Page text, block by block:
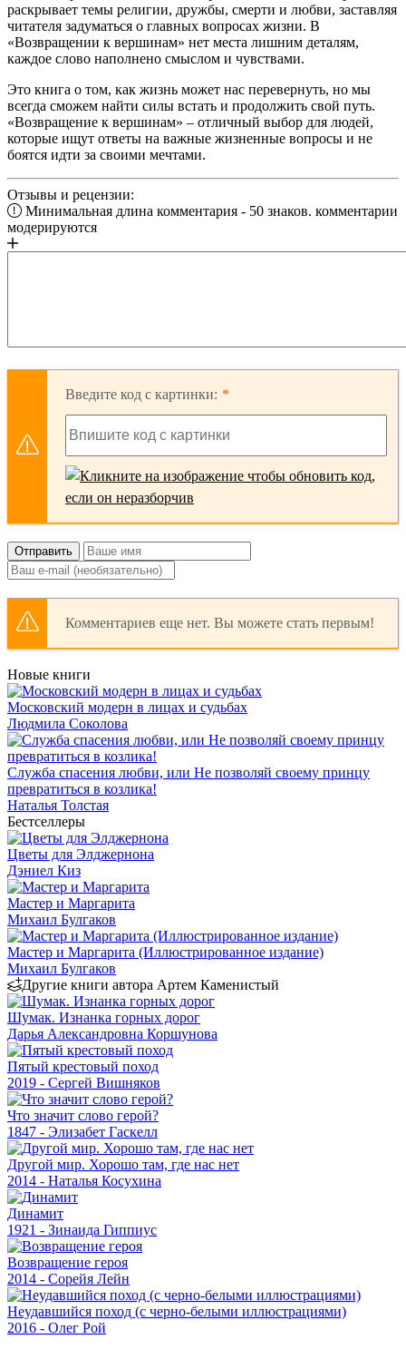
раскрывает темы религии, дружбы, смерти и любви, заставляя
читателя задуматься о главных вопросах жизни. В
«Возвращении к вершинам» нет места лишним деталям,
каждое слово наполнено смыслом и чувствами.
Это книга о том, как жизнь может нас перевернуть, но мы
всегда сможем найти силы встать и продолжить свой путь.
«Возвращение к вершинам» – отличный выбор для людей,
которые ищут ответы на важные жизненные вопросы и не
боятся идти за своими мечтами.
Отзывы и рецензии:
Минимальная длина комментария - 50 знаков. комментарии
модерируются
Введите код с картинки:
Отправить
Комментариев еще нет. Вы можете стать первым!
Новые книги
Московский модерн в лицах и судьбах
Людмила Соколова
Служба спасения любви, или Не позволяй своему принцу
превратиться в козлика!
Наталья Толстая
Бестселлеры
Цветы для Элджернона
Дэниел Киз
Мастер и Маргарита
Михаил Булгаков
Мастер и Маргарита (Иллюстрированное издание)
Михаил Булгаков
Другие книги автора Артем Каменистый
Шумак. Изнанка горных дорог
Дарья Александровна Коршунова
Пятый крестовый поход
2019 - Сергей Вишняков
Что значит слово герой?
1847 - Элизабет Гаскелл
Другой мир. Хорошо там, где нас нет
2014 - Наталья Косухина
Динамит
1921 - Зинаида Гиппиус
Возвращение героя
2014 - Сорейя Лейн
Неудавшийся поход (с черно-белыми иллюстрациями)
2016 - Олег Рой